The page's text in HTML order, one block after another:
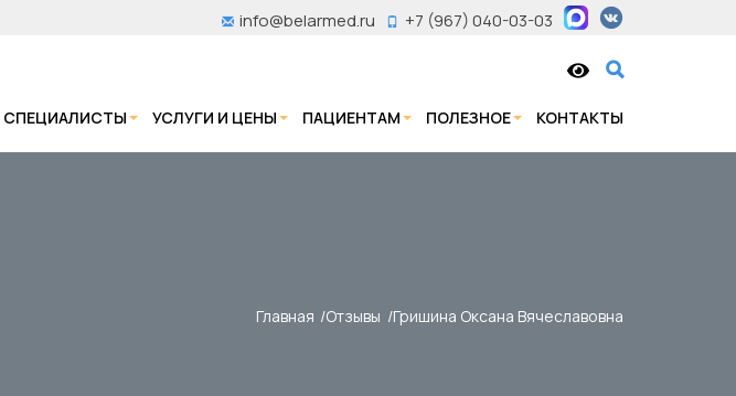
+7 (967) 040-03-03
info@belarmed.ru
СПЕЦИАЛИСТЫ УСЛУГИ И ЦЕНЫ ПАЦИЕНТАМ ПОЛЕЗНОЕ КОНТАКТЫ
Главная Отзывы Гришина Оксана Вячеславовна